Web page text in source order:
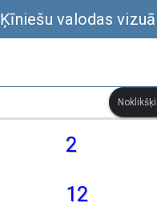
Ķīniešu valodas
2
12